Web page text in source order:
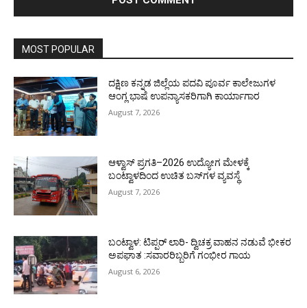
MOST POPULAR
ದಕ್ಷಿಣ ಕನ್ನಡ ಜಿಲ್ಲೆಯ ಪದವಿ ಪೂರ್ವ ಕಾಲೇಜುಗಳ
ಆಂಗ್ಲ ಭಾಷೆ ಉಪನ್ಯಾಸಕರಿಗಾಗಿ ಕಾರ್ಯಾಗಾರ
August 7, 2026
ಆಳ್ವಾಸ್ ಪ್ರಗತಿ–2026 ಉದ್ಯೋಗ ಮೇಳಕ್ಕೆ
ಬಂಟ್ವಾಳದಿಂದ ಉಚಿತ ಬಸ್‌ಗಳ ವ್ಯವಸ್ಥೆ
August 7, 2026
ಬಂಟ್ವಾಳ: ಟಿಪ್ಪರ್ ಲಾರಿ- ದ್ವಿಚಕ್ರ ವಾಹನ ನಡುವೆ ಭೀಕರ
ಅಪಘಾತ :ಸವಾರರಿಬ್ಬರಿಗೆ ಗಂಭೀರ ಗಾಯ
August 6, 2026